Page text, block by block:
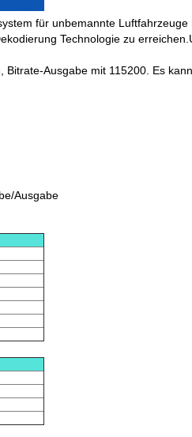
für unbemannte
Technologie zu erreichen
Ausgabe mit 115200. Es
Ausgabe